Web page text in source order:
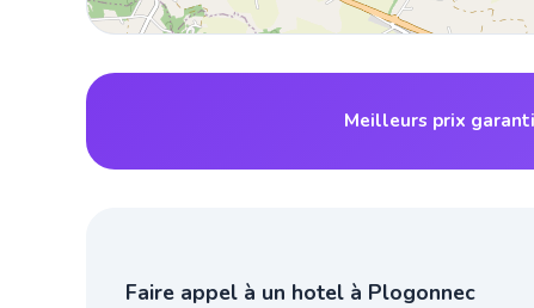
Meilleurs prix
Faire appel à un hotel à Plogonnec